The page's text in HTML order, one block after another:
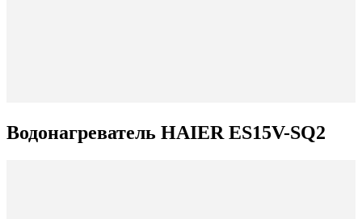
Водонагреватель HAIER ES15V-SQ2